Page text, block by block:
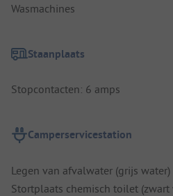
Wasmachines
Staanplaats
Stopcontacten: 6 amps
Camperservicestation
Legen van afvalwater (grijs water)
Stortplaats chemisch toilet (zwart